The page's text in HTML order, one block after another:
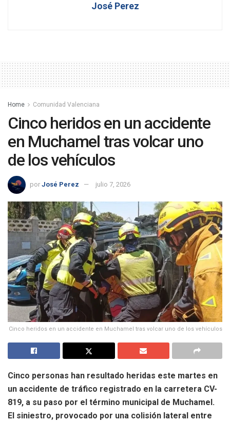
José Perez
Home Comunidad Valenciana
Cinco heridos en un accidente
en Muchamel tras volcar uno
de los vehículos
por José Perez julio 7, 2026
Cinco heridos en un accidente en Muchamel tras volcar uno de los vehículos
Cinco personas han resultado heridas este martes en
un accidente de tráfico registrado en la carretera CV-
819, a su paso por el término municipal de Muchamel.
El siniestro, provocado por una colisión lateral entre